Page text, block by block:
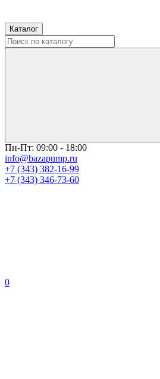
Каталог
Пн-Пт: 09:00 - 18:00
info@bazapump.ru
+7 (343) 382-16-99
+7 (343) 346-73-‬60
0